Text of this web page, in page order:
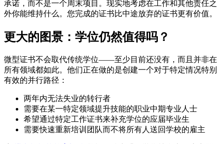
承诺，而不是一个周末项目。现实地考虑在工作和其他责任之
外你能维持什么。您完成的证书比中途放弃的证书更有价值。
更大的图景：学位仍然值得吗？
微型证书不会取代传统学位——至少目前还没有，而且并非在
所有领域都如此。他们正在做的是创建一个对于特定情况特别
有效的并行路径：
两年内无法失业的转行者
需要在某一特定领域提升技能的职业中期专业人士
希望通过特定工作证书来补充学位的应届毕业生
需要快速重新培训团队而不将所有人送回学校的雇主